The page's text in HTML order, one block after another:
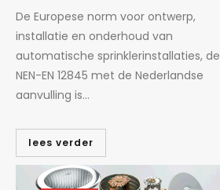
De Europese norm voor ontwerp,
installatie en onderhoud van
automatische sprinklerinstallaties, de
NEN-EN 12845 met de Nederlandse
aanvulling is...
lees verder